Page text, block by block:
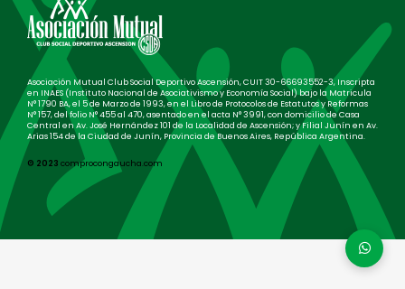
Asociación Mutual Club Social Deportivo Ascensión, CUIT 30-66693552-3, Inscripta
en INAES (Instituto Nacional de Asociativismo y Economía Social) bajo la Matricula
N° 1790 BA, el 5 de Marzo de 1993, en el Libro de Protocolos de Estatutos y Reformas
N° 157, del folio N° 455 al 470, asentado en el acta N° 3991, con domicilio de Casa
Central en Av. José Hernández 101 de la Localidad de Ascensión; y Filial Junín en Av.
Arias 154 de la Ciudad de Junín, Provincia de Buenos Aires, República Argentina.
© 2023 comprocongaucha.com